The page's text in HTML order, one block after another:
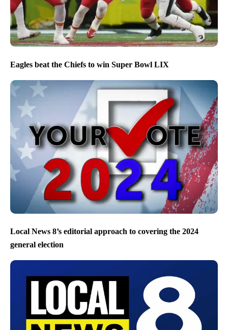
Eagles beat the Chiefs to win Super Bowl LIX
Local News 8’s editorial approach to covering the 2024
general election